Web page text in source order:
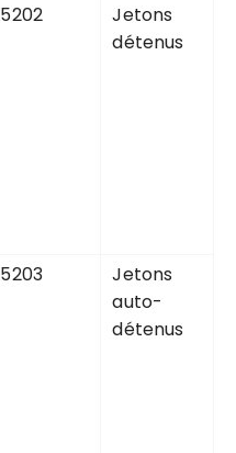
5202
Jetons
détenus
5203
Jetons
auto-
détenus